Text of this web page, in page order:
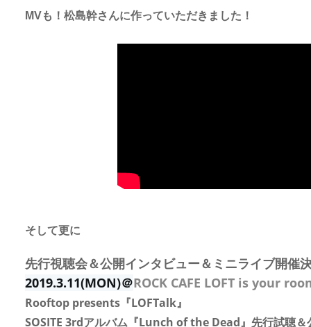
MVも！松島幹さんに作っていただきました！
そして更に
先行視聴会＆公開インタビュー＆ミニライブ開催
2019.3.11(MON)＠ROCK CAFE LOFT is your
Rooftop presents『LOFTalk』
SOSITE 3rdアルバム『Lunch of the Dead』先行試聴＆